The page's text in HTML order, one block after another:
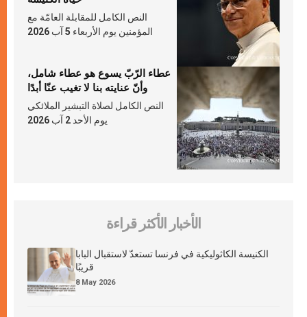
النص الكامل للمقابلة العامّة مع
المؤمنين يوم الأربعاء 5 آب 2026
عطاء الرّبّ يسوع هو عطاء شامل،
وأنّ عنايته بنا لا تغيب عنّا أبدًا
النص الكامل لصلاة التبشير الملائكي
يوم الأحد 2 آب 2026
الأخبار الأكثر قراءة
الكنيسة الكاثوليكية في فرنسا تستعدّ لاستقبال البابا
قريبًا
8 May 2026